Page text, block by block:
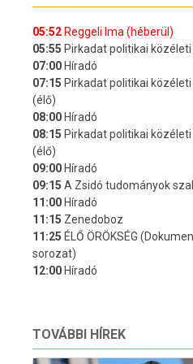
TOVÁBBI HÍREK